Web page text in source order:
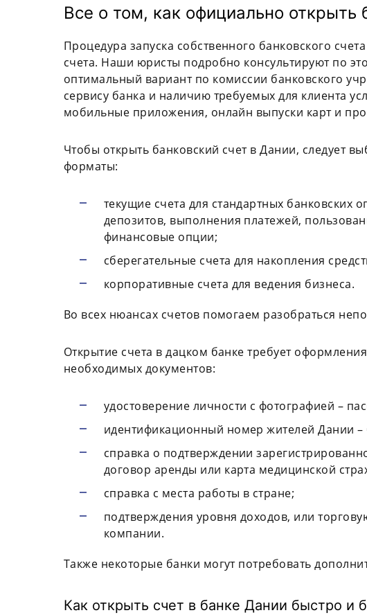
Все о том, как официально открыть
Процедура запуска собственного банковского
счета. Наши юристы подробно консультируют по
оптимальный вариант по комиссии банковского
сервису банка и наличию требуемых для клиента
мобильные приложения, онлайн выпуски карт и
Чтобы открыть банковский счет в Дании, следует
форматы:
текущие счета для стандартных банковских
депозитов, выполнения платежей,
финансовые опции;
сберегательные счета для накопления
корпоративные счета для ведения бизнеса.
Во всех нюансах счетов помогаем разобраться
Открытие счета в дацком банке требует
необходимых документов:
удостоверение личности с фотографией –
идентификационный номер жителей Дании –
справка о подтверждении
договор аренды или карта медицинской
справка с места работы в стране;
подтверждения уровня доходов, или
компании.
Также некоторые банки могут потребовать
Как открыть счет в банке Дании быстро и